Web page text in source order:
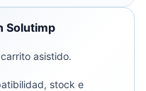
Solutimp
asistido.
stock e